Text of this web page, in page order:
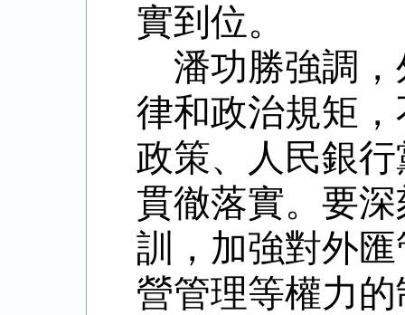
實到位。
潘功勝強調
律和政治規矩
政策、人民銀
貫徹落實。要
訓，加強對外
營管理等權力